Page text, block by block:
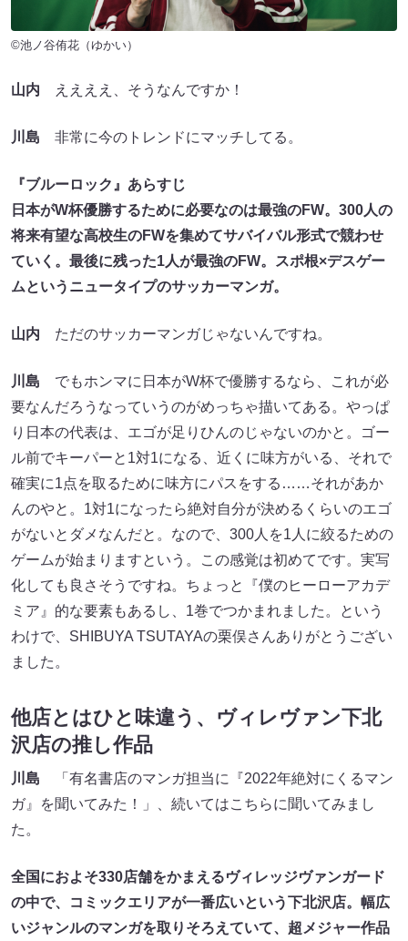
©池ノ谷侑花（ゆかい）
山内 ええええ、そうなんですか！
川島 非常に今のトレンドにマッチしてる。
『ブルーロック』あらすじ
日本がW杯優勝するために必要なのは最強のFW。300人の
将来有望な高校生のFWを集めてサバイバル形式で競わせ
ていく。最後に残った1人が最強のFW。スポ根×デスゲー
ムというニュータイプのサッカーマンガ。
山内 ただのサッカーマンガじゃないんですね。
川島 でもホンマに日本がW杯で優勝するなら、これが必
要なんだろうなっていうのがめっちゃ描いてある。やっぱ
り日本の代表は、エゴが足りひんのじゃないのかと。ゴー
ル前でキーパーと1対1になる、近くに味方がいる、それで
確実に1点を取るために味方にパスをする……それがあか
んのやと。1対1になったら絶対自分が決めるくらいのエゴ
がないとダメなんだと。なので、300人を1人に絞るための
ゲームが始まりますという。この感覚は初めてです。実写
化しても良さそうですね。ちょっと『僕のヒーローアカデ
ミア』的な要素もあるし、1巻でつかまれました。という
わけで、SHIBUYA TSUTAYAの栗俣さんありがとうござい
ました。
他店とはひと味違う、ヴィレヴァン下北
沢店の推し作品
川島 「有名書店のマンガ担当に『2022年絶対にくるマン
ガ』を聞いてみた！」、続いてはこちらに聞いてみまし
た。
全国におよそ330店舗をかまえるヴィレッジヴァンガード
の中で、コミックエリアが一番広いという下北沢店。幅広
いジャンルのマンガを取りそろえていて、超メジャー作品